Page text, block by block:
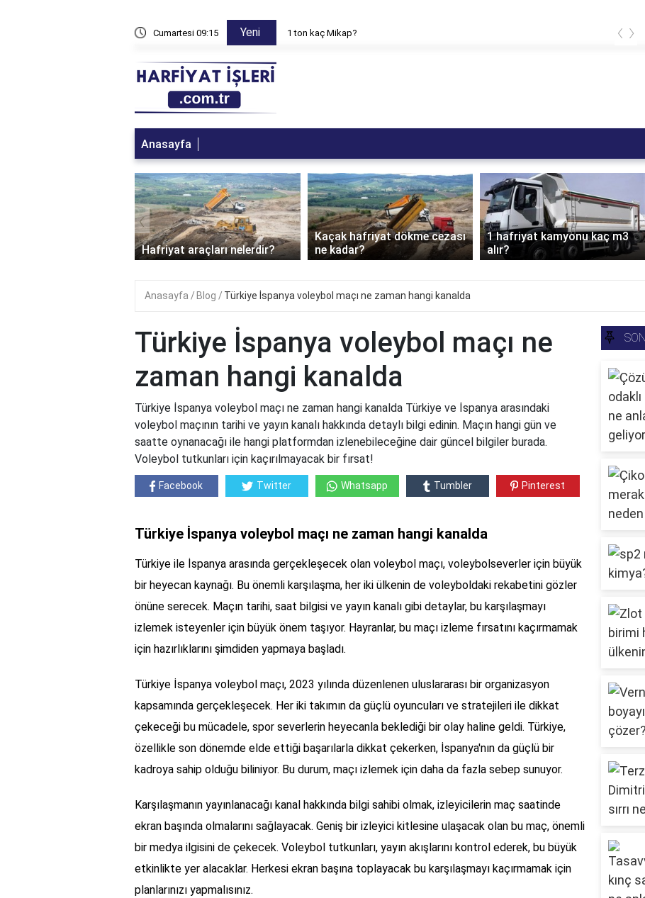
Cumartesi 09:15 Yeni 1 ton kaç Mikap? ‹ ›
Anasayfa
Hafriyat araçları nelerdir?
Kaçak hafriyat dökme cezası
ne kadar?
1 hafriyat kamyonu kaç m3
alır?
‹
Anasayfa Blog Türkiye İspanya voleybol maçı ne zaman hangi kanalda
Türkiye İspanya voleybol maçı ne
zaman hangi kanalda
Türkiye İspanya voleybol maçı ne zaman hangi kanalda Türkiye ve İspanya arasındaki
voleybol maçının tarihi ve yayın kanalı hakkında detaylı bilgi edinin. Maçın hangi gün ve
saatte oynanacağı ile hangi platformdan izlenebileceğine dair güncel bilgiler burada.
Voleybol tutkunları için kaçırılmayacak bir fırsat!
Facebook Twitter Whatsapp Tumbler Pinterest
Türkiye İspanya voleybol maçı ne zaman hangi kanalda
Türkiye ile İspanya arasında gerçekleşecek olan voleybol maçı, voleybolseverler için büyük
bir heyecan kaynağı. Bu önemli karşılaşma, her iki ülkenin de voleyboldaki rekabetini gözler
önüne serecek. Maçın tarihi, saat bilgisi ve yayın kanalı gibi detaylar, bu karşılaşmayı
izlemek isteyenler için büyük önem taşıyor. Hayranlar, bu maçı izleme fırsatını kaçırmamak
için hazırlıklarını şimdiden yapmaya başladı.
Türkiye İspanya voleybol maçı, 2023 yılında düzenlenen uluslararası bir organizasyon
kapsamında gerçekleşecek. Her iki takımın da güçlü oyuncuları ve stratejileri ile dikkat
çekeceği bu mücadele, spor severlerin heyecanla beklediği bir olay haline geldi. Türkiye,
özellikle son dönemde elde ettiği başarılarla dikkat çekerken, İspanya'nın da güçlü bir
kadroya sahip olduğu biliniyor. Bu durum, maçı izlemek için daha da fazla sebep sunuyor.
Karşılaşmanın yayınlanacağı kanal hakkında bilgi sahibi olmak, izleyicilerin maç saatinde
ekran başında olmalarını sağlayacak. Geniş bir izleyici kitlesine ulaşacak olan bu maç, önemli
bir medya ilgisini de çekecek. Voleybol tutkunları, yayın akışlarını kontrol ederek, bu büyük
etkinlikte yer alacaklar. Herkesi ekran başına toplayacak bu karşılaşmayı kaçırmamak için
planlarınızı yapmalısınız.